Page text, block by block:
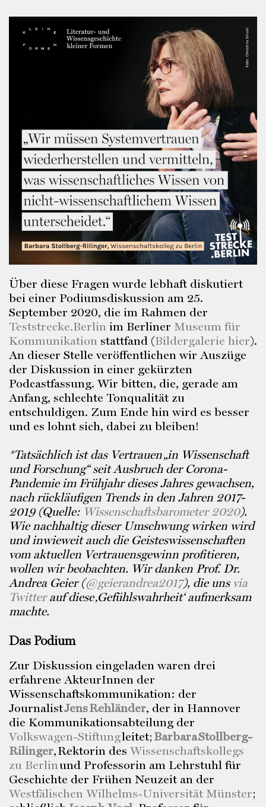
Über diese Fragen wurde lebhaft diskutiert
bei einer Podiumsdiskussion am 25.
September 2020, die im Rahmen der
Teststrecke.Berlin im Berliner Museum für
Kommunikation stattfand (Bildergalerie hier).
An dieser Stelle veröffentlichen wir Auszüge
der Diskussion in einer gekürzten
Podcastfassung. Wir bitten, die, gerade am
Anfang, schlechte Tonqualität zu
entschuldigen. Zum Ende hin wird es besser
und es lohnt sich, dabei zu bleiben!
*Tatsächlich ist das Vertrauen „in Wissenschaft
und Forschung“ seit Ausbruch der Corona-
Pandemie im Frühjahr dieses Jahres gewachsen,
nach rückläufigen Trends in den Jahren 2017-
2019 (Quelle: Wissenschaftsbarometer 2020).
Wie nachhaltig dieser Umschwung wirken wird
und inwieweit auch die Geisteswissenschaften
vom aktuellen Vertrauensgewinn profitieren,
wollen wir beobachten. Wir danken Prof. Dr.
Andrea Geier (@geierandrea2017), die uns via
Twitterauf diese ‚Gefühlswahrheit‘ aufmerksam
machte.
Das Podium
Zur Diskussion eingeladen waren drei
erfahrene AkteurInnen der
Wissenschaftskommunikation: der
JournalistJens Rehländer, der in Hannover
die Kommunikationsabteilung der
Volkswagen-Stiftungleitet; Barbara Stollberg-
Rilinger, Rektorin des Wissenschaftskollegs
zu Berlinund Professorin am Lehrstuhl für
Geschichte der Frühen Neuzeit an der
Westfälischen Wilhelms-Universität Münster;